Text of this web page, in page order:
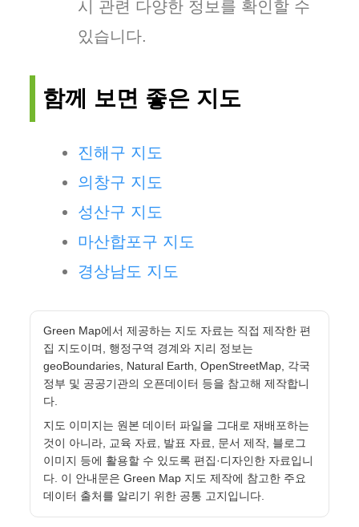
시 관련 다양한 정보를 확인할 수
있습니다.
함께 보면 좋은 지도
진해구 지도
의창구 지도
성산구 지도
마산합포구 지도
경상남도 지도
Green Map에서 제공하는 지도 자료는 직접 제작한 편
집 지도이며, 행정구역 경계와 지리 정보는
geoBoundaries, Natural Earth, OpenStreetMap, 각국
정부 및 공공기관의 오픈데이터 등을 참고해 제작합니
다.
지도 이미지는 원본 데이터 파일을 그대로 재배포하는
것이 아니라, 교육 자료, 발표 자료, 문서 제작, 블로그
이미지 등에 활용할 수 있도록 편집·디자인한 자료입니
다. 이 안내문은 Green Map 지도 제작에 참고한 주요
데이터 출처를 알리기 위한 공통 고지입니다.